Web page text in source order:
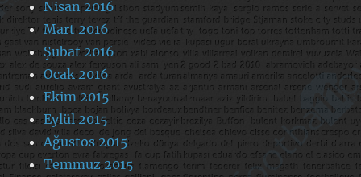
Nisan 2016
Mart 2016
Şubat 2016
Ocak 2016
Ekim 2015
Eylül 2015
Ağustos 2015
Temmuz 2015